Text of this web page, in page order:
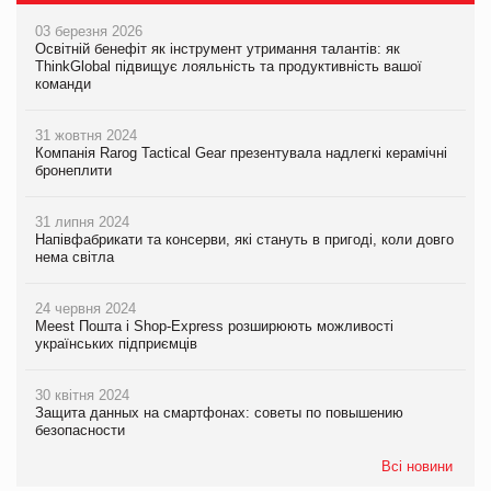
03 березня 2026
Освітній бенефіт як інструмент утримання талантів: як
ThinkGlobal підвищує лояльність та продуктивність вашої
команди
31 жовтня 2024
Компанія Rarog Tactical Gear презентувала надлегкі керамічні
бронеплити
31 липня 2024
Напівфабрикати та консерви, які стануть в пригоді, коли довго
нема світла
24 червня 2024
Meest Пошта і Shop-Express розширюють можливості
українських підприємців
30 квітня 2024
Защита данных на смартфонах: советы по повышению
безопасности
Всі новини